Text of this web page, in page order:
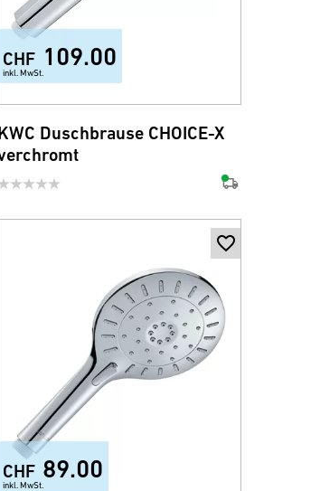
CHF 109.00
inkl. MwSt.
Duschbrause CHOICE-X
CHF 89.00
inkl. MwSt.